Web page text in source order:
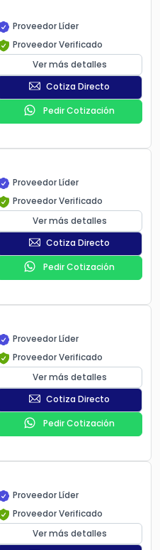
Proveedor Líder
Proveedor Verificado
Ver más detalles
Cotiza Directo
Pedir Cotización
Proveedor Líder
Proveedor Verificado
Ver más detalles
Cotiza Directo
Pedir Cotización
Proveedor Líder
Proveedor Verificado
Ver más detalles
Cotiza Directo
Pedir Cotización
Proveedor Líder
Proveedor Verificado
Ver más detalles